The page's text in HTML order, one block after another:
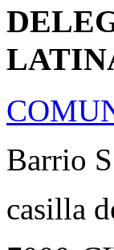
Barrio
casilla